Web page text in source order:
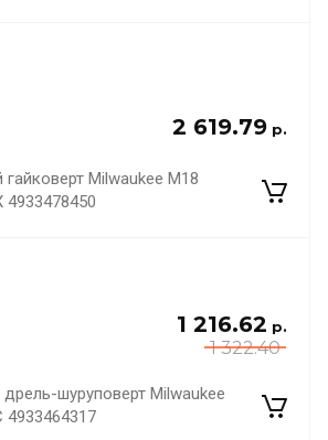
2 619.79 р.
Milwaukee M18
4933478450
1 322.40
1 216.62 р.
шуруповерт Milwaukee
4933464317